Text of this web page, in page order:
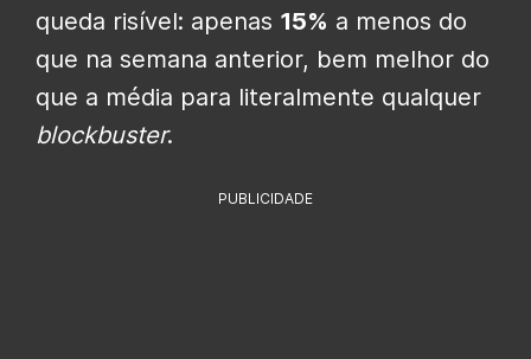
queda risível: apenas 15% a menos do
que na semana anterior, bem melhor do
que a média para literalmente qualquer
blockbuster.
PUBLICIDADE